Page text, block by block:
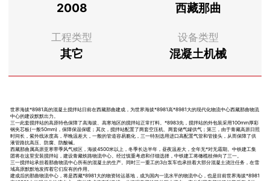
2008 西藏那曲
工程类型
其它
设备类型
混凝土机械
世界海拔*8981高的混凝土搅拌站日前在西藏那曲建成，为世界海拔*8981高*8981大的现代化物流中心西藏那曲物流
中心的建设默默出力。
三一此套搅拌站的高原特色保障了高海拔、高寒地区的搅拌站正常打料。*8983先，搅拌站的外包装采用100mm厚彩
钢夹芯板(一般50mm)，保障保温保暖；其次，搅拌站配置了两套空压机、两套储气罐供气；第三，由于青藏高原日照
时间长，紫外线浓度高，早晚温差大，一般的管道容易脆化，三一特别选用进口高配置气管和管接头，从而保障了供
液管路抗高压、防腐、防酸碱。
西藏那曲属高原亚寒带季风气候区，海拔4500米以上，冬季长达半年，昼夜温差大，全年无*对无霜期。中铁建工集
团将在这里安装搅拌站，建设青藏铁路物流中心。经过慎重考虑和仔细选择，中铁建工将橄榄枝伸向了三一。
三一搅拌站承担着那曲物流中心所有的混凝土的生产。同时三一重工的3台泵车也承担着大部分混凝土浇注任务，在雪
域高原默默地发挥着它们应有的作用。
建成后的那曲物流中心，将是西藏*8981大的物资转运基地，成为国内一流水平的物流中心，也是目前世界海拔*8981